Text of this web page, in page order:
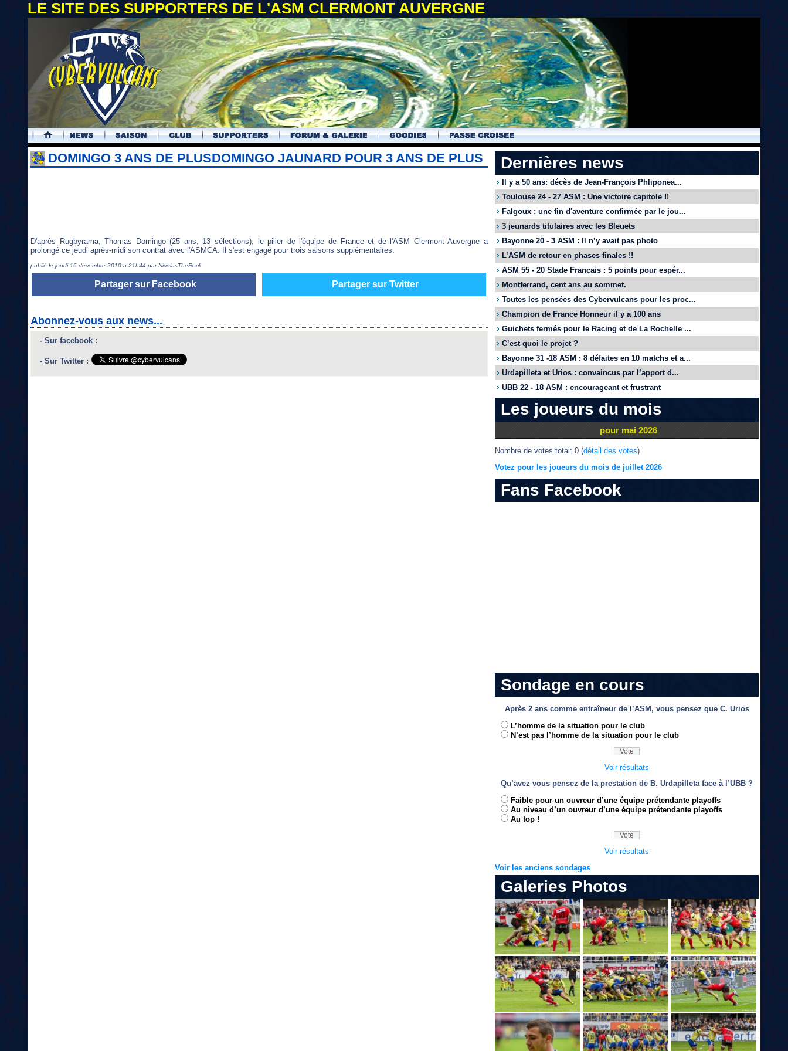
LE SITE DES SUPPORTERS DE L'ASM CLERMONT AUVERGNE
.
DOMINGO 3 ANS DE PLUSDOMINGO JAUNARD POUR 3 ANS DE PLUS
D'après Rugbyrama, Thomas Domingo (25 ans, 13 sélections), le pilier de l'équipe de France et de l'ASM Clermont Auvergne a
prolongé ce jeudi après-midi son contrat avec l'ASMCA. Il s'est engagé pour trois saisons supplémentaires.
publié le jeudi 16 décembre 2010 à 21h44 par NicolasTheRock
Partager sur Facebook Partager sur Twitter
Abonnez-vous aux news...
- Sur facebook :
- Sur Twitter :
Dernières news
Il y a 50 ans: décès de Jean-François Phliponea...
Toulouse 24 - 27 ASM : Une victoire capitole !!
Falgoux : une fin d'aventure confirmée par le jou...
3 jeunards titulaires avec les Bleuets
Bayonne 20 - 3 ASM : Il n’y avait pas photo
L’ASM de retour en phases finales !!
ASM 55 - 20 Stade Français : 5 points pour espér...
Montferrand, cent ans au sommet.
Toutes les pensées des Cybervulcans pour les proc...
Champion de France Honneur il y a 100 ans
Guichets fermés pour le Racing et de La Rochelle ...
C’est quoi le projet ?
Bayonne 31 -18 ASM : 8 défaites en 10 matchs et a...
Urdapilleta et Urios : convaincus par l’apport d...
UBB 22 - 18 ASM : encourageant et frustrant
Les joueurs du mois
pour mai 2026
Nombre de votes total: 0 (détail des votes)
Votez pour les joueurs du mois de juillet 2026
Fans Facebook
Sondage en cours
Après 2 ans comme entraîneur de l’ASM, vous pensez que C. Urios
L’homme de la situation pour le club
N’est pas l’homme de la situation pour le club
Voir résultats
Qu’avez vous pensez de la prestation de B. Urdapilleta face à l’UBB ?
Faible pour un ouvreur d’une équipe prétendante playoffs
Au niveau d’un ouvreur d’une équipe prétendante playoffs
Au top !
Voir résultats
Voir les anciens sondages
Galeries Photos